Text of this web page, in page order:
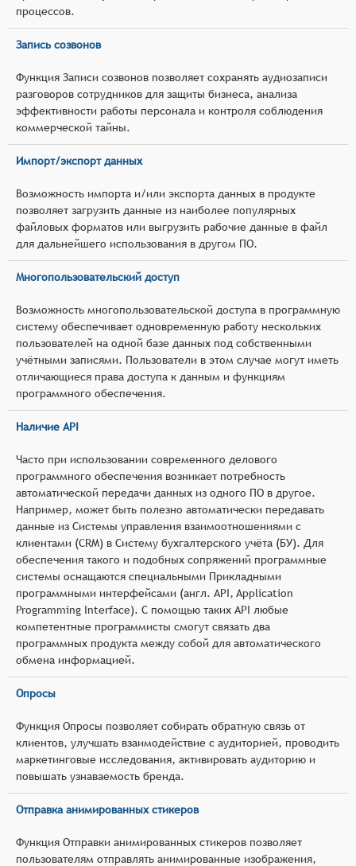
процессов.
Запись созвонов
Функция Записи созвонов позволяет сохранять аудиозаписи
разговоров сотрудников для защиты бизнеса, анализа
эффективности работы персонала и контроля соблюдения
коммерческой тайны.
Импорт/экспорт данных
Возможность импорта и/или экспорта данных в продукте
позволяет загрузить данные из наиболее популярных
файловых форматов или выгрузить рабочие данные в файл
для дальнейшего использования в другом ПО.
Многопользовательский доступ
Возможность многопользовательской доступа в программную
систему обеспечивает одновременную работу нескольких
пользователей на одной базе данных под собственными
учётными записями. Пользователи в этом случае могут иметь
отличающиеся права доступа к данным и функциям
программного обеспечения.
Наличие API
Часто при использовании современного делового
программного обеспечения возникает потребность
автоматической передачи данных из одного ПО в другое.
Например, может быть полезно автоматически передавать
данные из Системы управления взаимоотношениями с
клиентами (CRM) в Систему бухгалтерского учёта (БУ). Для
обеспечения такого и подобных сопряжений программные
системы оснащаются специальными Прикладными
программными интерфейсами (англ. API, Application
Programming Interface). С помощью таких API любые
компетентные программисты смогут связать два
программных продукта между собой для автоматического
обмена информацией.
Опросы
Функция Опросы позволяет собирать обратную связь от
клиентов, улучшать взаимодействие с аудиторией, проводить
маркетинговые исследования, активировать аудиторию и
повышать узнаваемость бренда.
Отправка анимированных стикеров
Функция Отправки анимированных стикеров позволяет
пользователям отправлять анимированные изображения,